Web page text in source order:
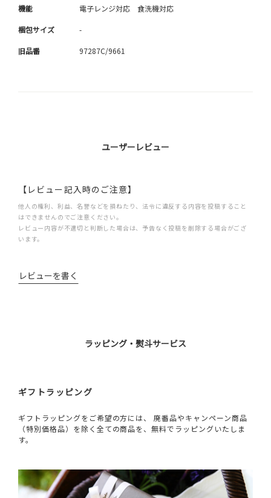
機能 電子レンジ対応 食洗機対応
梱包サイズ -
旧品番 97287C/9661
ユーザーレビュー
【レビュー記入時のご注意】
他人の権利、利益、名誉などを損ねたり、法令に違反する内容を投稿すること
はできませんのでご注意ください。
レビュー内容が不適切と判断した場合は、予告なく投稿を削除する場合がござ
います。
レビューを書く
ラッピング・熨斗サービス
ギフトラッピング
ギフトラッピングをご希望の方には、 廃番品やキャンペーン商品
（特別価格品）を除く全ての商品を、無料でラッピングいたしま
す。